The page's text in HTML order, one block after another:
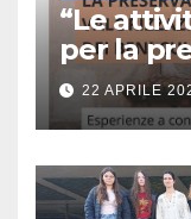
“Le
per la
e dei
l’avvio
22 APRILE